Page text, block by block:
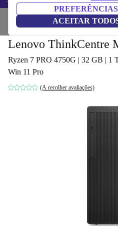
ACEITAR
Início PCs de secretária
Lenovo ThinkCentre
Ryzen 7 PRO 4750G | 32 GB | 1
Win 11 Pro
(A recolher avaliações)